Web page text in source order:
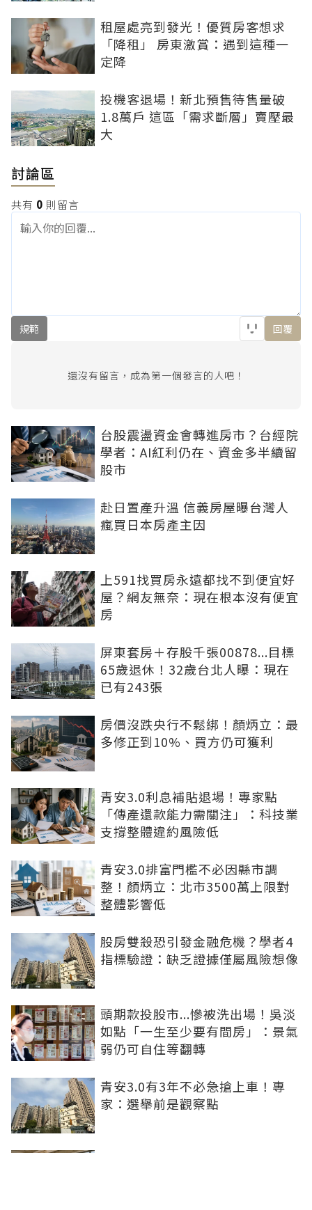
租屋處亮到發光！優質房客想求
「降租」 房東激賞：遇到這種一
定降
投機客退場！新北預售待售量破
1.8萬戶 這區「需求斷層」賣壓最
大
討論區
共有 0 則留言
規範 回覆
還沒有留言，成為第一個發言的人吧！
台股震盪資金會轉進房市？台經院
學者：AI紅利仍在、資金多半續留
股市
赴日置產升溫 信義房屋曝台灣人
瘋買日本房產主因
上591找買房永遠都找不到便宜好
屋？網友無奈：現在根本沒有便宜
房
屏東套房＋存股千張00878...目標
65歲退休！32歲台北人曝：現在
已有243張
房價沒跌央行不鬆綁！顏炳立：最
多修正到10%、買方仍可獲利
青安3.0利息補貼退場！專家點
「傳產還款能力需關注」：科技業
支撐整體違約風險低
青安3.0排富門檻不必因縣市調
整！顏炳立：北市3500萬上限對
整體影響低
股房雙殺恐引發金融危機？學者4
指標驗證：缺乏證據僅屬風險想像
頭期款投股市...慘被洗出場！吳淡
如點「一生至少要有間房」：景氣
弱仍可自住等翻轉
青安3.0有3年不必急搶上車！專
家：選舉前是觀察點